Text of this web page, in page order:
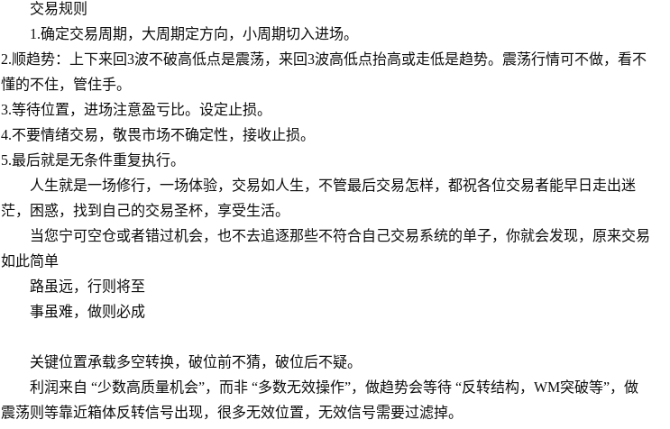
交易规则
1.确定交易周期，大周期定方向，小周期切入进场。
2.顺趋势：上下来回3波不破高低点是震荡，来回3波高低点抬高或走低是趋势。震荡行情可不做，看不
懂的不住，管住手。
3.等待位置，进场注意盈亏比。设定止损。
4.不要情绪交易，敬畏市场不确定性，接收止损。
5.最后就是无条件重复执行。
人生就是一场修行，一场体验，交易如人生，不管最后交易怎样，都祝各位交易者能早日走出迷
茫，困惑，找到自己的交易圣杯，享受生活。
当您宁可空仓或者错过机会，也不去追逐那些不符合自己交易系统的单子，你就会发现，原来交易
如此简单
路虽远，行则将至
事虽难，做则必成
关键位置承载多空转换，破位前不猜，破位后不疑。
利润来自 “少数高质量机会”，而非 “多数无效操作”，做趋势会等待 “反转结构，WM突破等”，做
震荡则等靠近箱体反转信号出现，很多无效位置，无效信号需要过滤掉。